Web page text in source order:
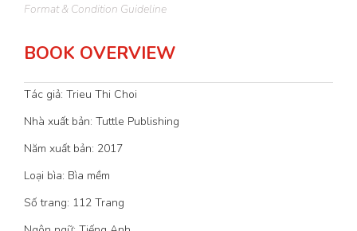
Format & Condition Guideline
BOOK OVERVIEW
Tác giả: Trieu Thi Choi
Nhà xuất bản: Tuttle Publishing
Năm xuất bản: 2017
Loại bìa: Bìa mềm
Số trang: 112 Trang